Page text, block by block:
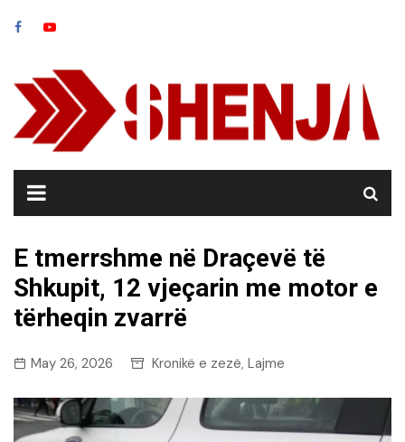
E tmerrshme në Draçevë të
Shkupit, 12 vjeçarin me motor e
tërheqin zvarrë
May 26, 2026 Kronikë e zezë, Lajme